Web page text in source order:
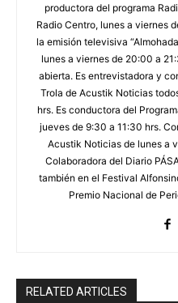
productora del programa
Radio Centro, lunes a viernes
la emisión televisiva
lunes a viernes de 20:00 a
abierta. Es entrevistadora y
Trola de Acustik Noticias
hrs. Es conductora del
jueves de 9:30 a 11:30 hrs.
Acustik Noticias de lunes a
Colaboradora del Diario
también en el Festival
Premio Nacional de
RELATED ARTICLES